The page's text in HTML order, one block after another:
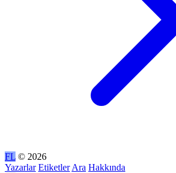
FL © 2026
Yazarlar Etiketler Ara Hakkında